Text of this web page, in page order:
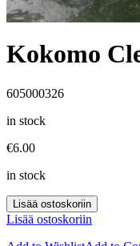
Kokomo
605000326
in stock
€6.00
in stock
Lisää ostoskoriin
Lisää ostoskoriin